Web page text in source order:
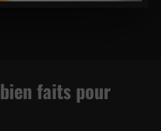
bien faits pour